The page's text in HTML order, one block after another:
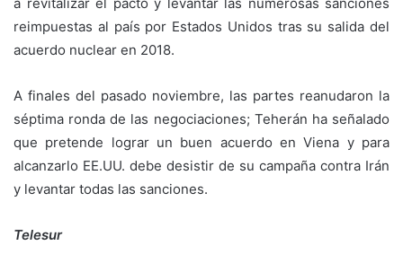
reimpuestas al país por Estados Unidos tras su salida del
acuerdo nuclear en 2018.
A finales del pasado noviembre, las partes reanudaron la
séptima ronda de las negociaciones; Teherán ha señalado
que pretende lograr un buen acuerdo en Viena y para
alcanzarlo EE.UU. debe desistir de su campaña contra Irán
y levantar todas las sanciones.
Telesur